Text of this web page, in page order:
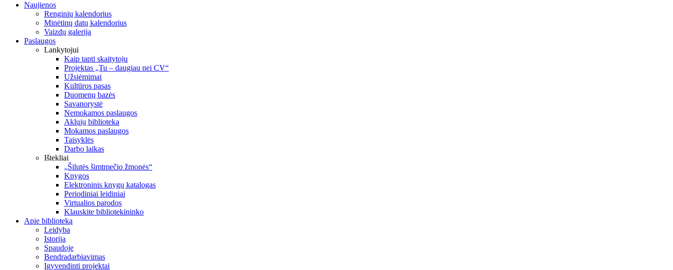
Naujienos
Renginių kalendorius
Minėtinų datų kalendorius
Vaizdų galerija
Paslaugos
Lankytojui
Kaip tapti skaitytoju
Projektas „Tu – daugiau nei CV“
Užsiėmimai
Kultūros pasas
Duomenų bazės
Savanorystė
Nemokamos paslaugos
Aklųjų biblioteka
Mokamos paslaugos
Taisyklės
Darbo laikas
Ištekliai
„Šilutės šimtmečio žmonės“
Knygos
Elektroninis knygų katalogas
Periodiniai leidiniai
Virtualios parodos
Klauskite bibliotekininko
Apie biblioteką
Leidyba
Istorija
Spaudoje
Bendradarbiavimas
Įgyvendinti projektai